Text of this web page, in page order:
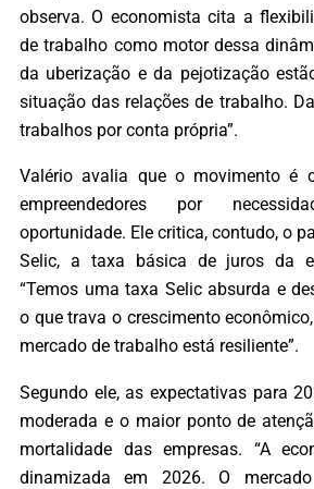
observa. O economista cita a
de trabalho como motor dessa
da uberização e da pejotização
situação das relações de trabalho.
trabalhos por conta própria”.
Valério avalia que o movimento é
empreendedores por
oportunidade. Ele critica, contudo, o
Selic, a taxa básica de juros da
“Temos uma taxa Selic absurda e
o que trava o crescimento
mercado de trabalho está resiliente”.
Segundo ele, as expectativas para
moderada e o maior ponto de
mortalidade das empresas. “A
dinamizada em 2026. O